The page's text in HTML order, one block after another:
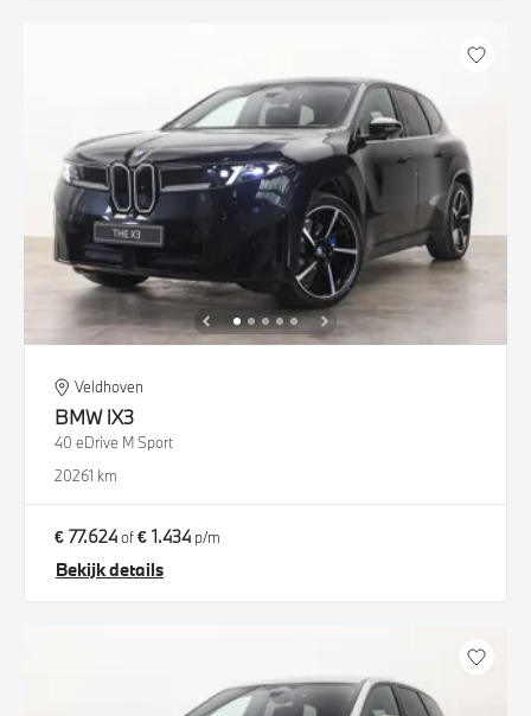
Veldhoven
BMW iX3
40 eDrive M Sport
20261 km
€ 77.624of€ 1.434 p/m
Bekijk details